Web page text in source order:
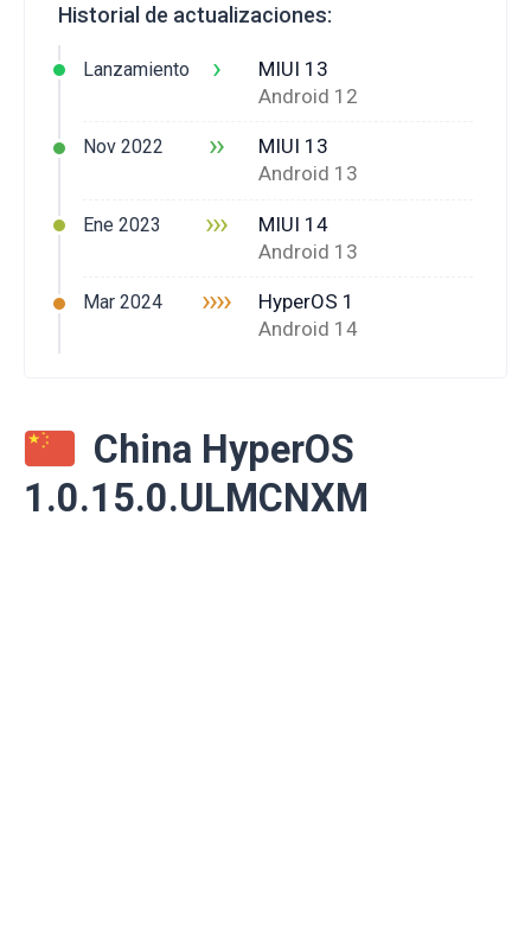
Historial de actualizaciones:
Lanzamiento ›
MIUI 13
Android 12
Nov 2022 ››
MIUI 13
Android 13
Ene 2023 ›››
MIUI 14
Android 13
Mar 2024 ››››
HyperOS 1
Android 14
China HyperOS
1.0.15.0.ULMCNXM